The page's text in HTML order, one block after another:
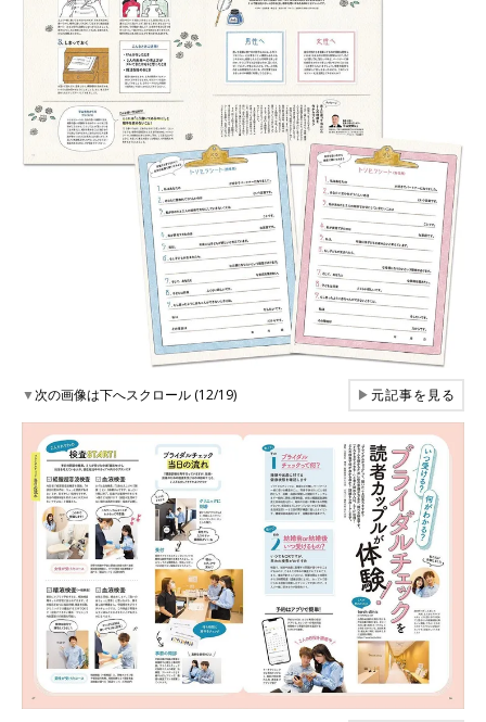
▼次の画像は下へスクロール (12/19) ▶元記事を見る